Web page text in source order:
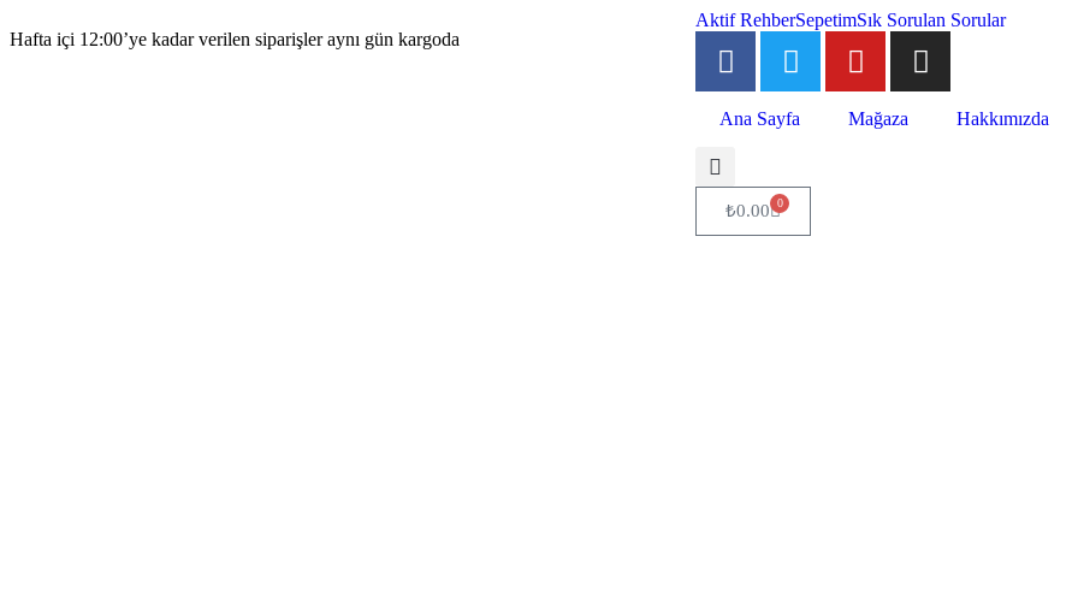
Hafta içi 12:00’ye kadar verilen siparişler aynı gün kargoda
Aktif RehberSepetimSık Sorulan Sorular
Ana Sayfa Mağaza Hakkımızda
₺0.00 0